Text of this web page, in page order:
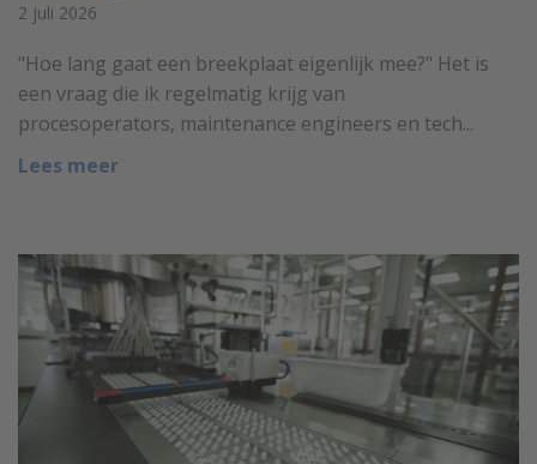
2 juli 2026
"Hoe lang gaat een breekplaat eigenlijk mee?" Het is
een vraag die ik regelmatig krijg van
procesoperators, maintenance engineers en tech...
Lees meer